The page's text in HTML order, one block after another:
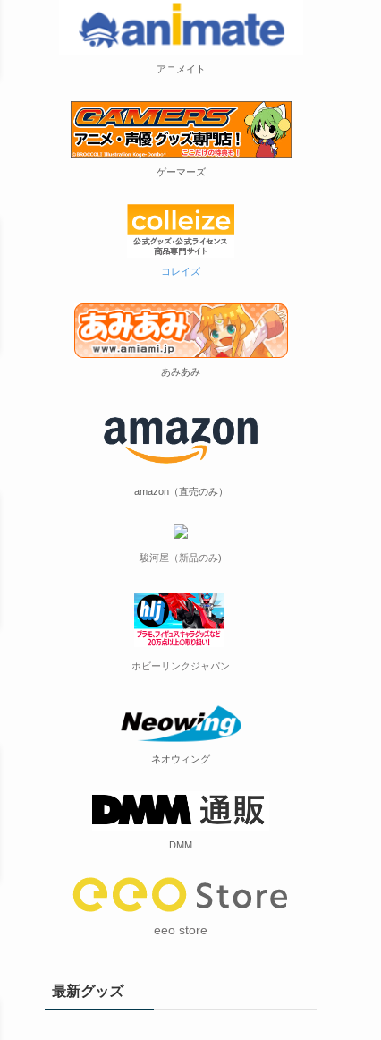
アニメイト
ゲーマーズ
コレイズ
あみあみ
amazon（直売のみ）
駿河屋（新品のみ)
ホビーリンクジャパン
ネオウィング
DMM
eeo store
最新グッズ